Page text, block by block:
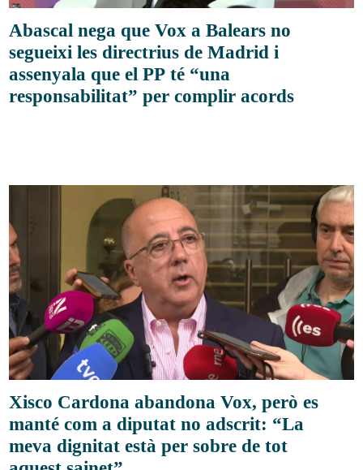
Abascal nega que Vox a Balears no
segueixi les directrius de Madrid i
assenyala que el PP té “una
responsabilitat” per complir acords
Xisco Cardona abandona Vox, però es
manté com a diputat no adscrit: “La
meva dignitat està per sobre de tot